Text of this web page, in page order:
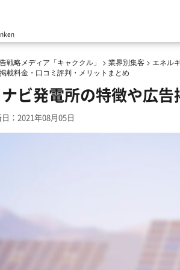
戦略メディア「キャククル」 > 業界別集客 > エネル
載料金・口コミ評判・メリットまとめ
ビ発電所の特徴や広
：2021年08月05日